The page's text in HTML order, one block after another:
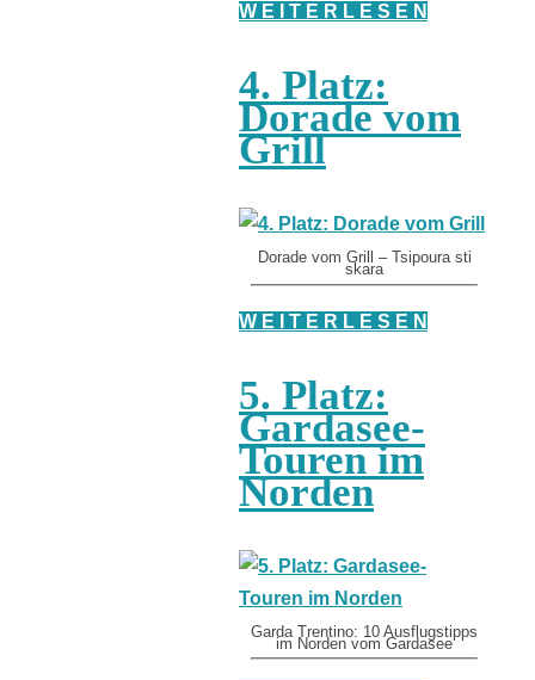
W E I T E R L E S E N
4. Platz:
Dorade vom
Grill
Dorade vom Grill – Tsipoura sti
skara
W E I T E R L E S E N
5. Platz:
Gardasee-
Touren im
Norden
Garda Trentino: 10 Ausflugstipps
im Norden vom Gardasee